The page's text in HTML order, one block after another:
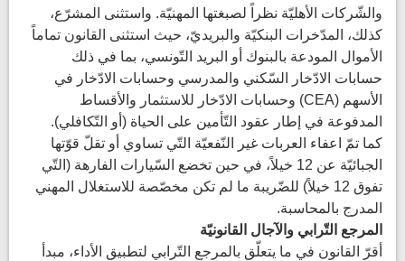
والشّركات الأهليّة نظراً لصبغتها المهنيّة. واستثنى المشرّع،
كذلك، المدّخرات البنكيّة والبريديّ، حيث استثنى القانون تماماً
الأموال المودعة بالبنوك أو البريد التّونسي، بما في ذلك
حسابات الادّخار السّكني والمدرسي وحسابات الادّخار في
الأسهم (CEA) وحسابات الادّخار للاستثمار والأقساط
المدفوعة في إطار عقود التّأمين على الحياة (أو التّكافلي).
كما تمّ اعفاء العربات غير النّفعيّة التّي تساوي أو تقلّ قوّتها
الجبائيّة عن 12 خيلاً، في حين تخضع السّيارات الفارهة (التّي
تفوق 12 خيلاً) للضّريبة ما لم تكن مخصّصة للاستغلال المهني
المدرج بالمحاسبة.
المرجع التّرابي والآجال القانونيّة
أقرّ القانون في ما يتعلّق بالمرجع التّرابي لتطبيق الأداء، مبدأ